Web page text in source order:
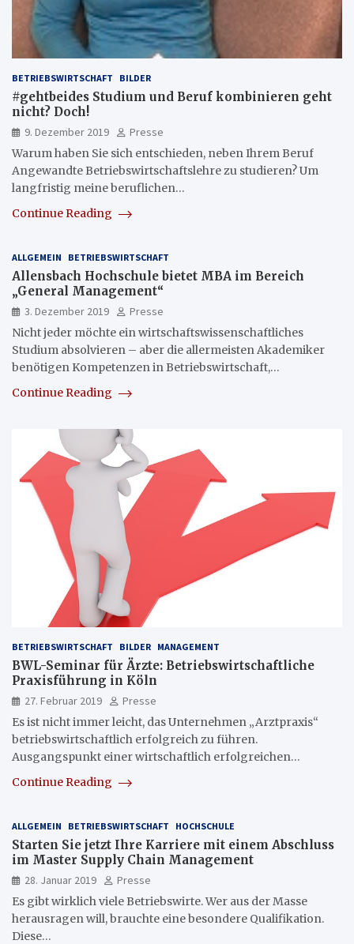
BETRIEBSWIRTSCHAFT BILDER
#gehtbeides Studium und Beruf kombinieren geht
nicht? Doch!
9. Dezember 2019
Presse
Warum haben Sie sich entschieden, neben Ihrem Beruf
Angewandte Betriebswirtschaftslehre zu studieren? Um
langfristig meine beruflichen…
Continue Reading
ALLGEMEIN BETRIEBSWIRTSCHAFT
Allensbach Hochschule bietet MBA im Bereich
„General Management“
3. Dezember 2019
Presse
Nicht jeder möchte ein wirtschaftswissenschaftliches
Studium absolvieren – aber die allermeisten Akademiker
benötigen Kompetenzen in Betriebswirtschaft,…
Continue Reading
BETRIEBSWIRTSCHAFT BILDER MANAGEMENT
BWL-Seminar für Ärzte: Betriebswirtschaftliche
Praxisführung in Köln
27. Februar 2019
Presse
Es ist nicht immer leicht, das Unternehmen „Arztpraxis“
betriebswirtschaftlich erfolgreich zu führen.
Ausgangspunkt einer wirtschaftlich erfolgreichen…
Continue Reading
ALLGEMEIN BETRIEBSWIRTSCHAFT HOCHSCHULE
Starten Sie jetzt Ihre Karriere mit einem Abschluss
im Master Supply Chain Management
28. Januar 2019
Presse
Es gibt wirklich viele Betriebswirte. Wer aus der Masse
herausragen will, brauchte eine besondere Qualifikation.
Diese…